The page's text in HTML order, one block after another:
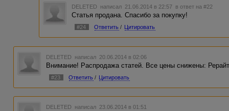
DELETED написал 21.06.2014 в 22:57 в ответ на #22
Статья продана. Спасибо за покупку!
#24 Ответить / Цитировать
DELETED написал 20.06.2014 в 02:06
Внимание! Распродажа статей. Все цены снижены:
#23 Ответить / Цитировать
DELETED написал 23.06.2014 в 01:51